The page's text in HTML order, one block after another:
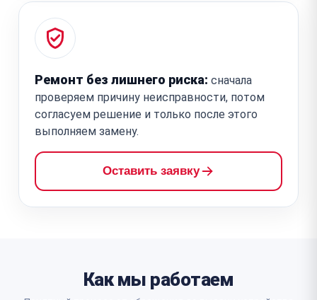
Ремонт без лишнего риска: сначала
проверяем причину неисправности, потом
согласуем решение и только после этого
выполняем замену.
Оставить заявку
Как мы работаем